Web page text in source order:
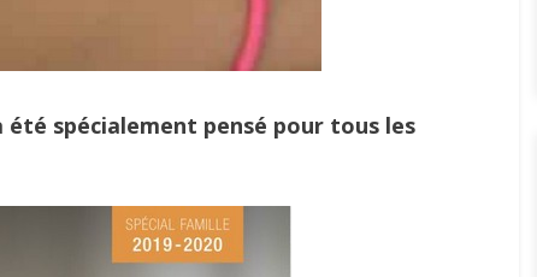
été spécialement pensé pour tous les